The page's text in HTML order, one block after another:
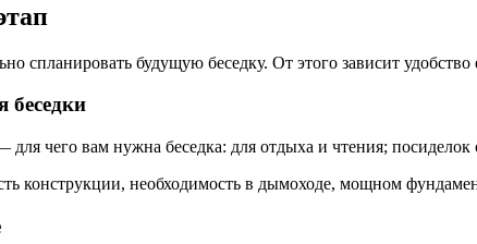
спланировать будущую беседку. От этого зависит
беседки
чего вам нужна беседка: для отдыха и чтения; посиделок
конструкции, необходимость в дымоходе, мощном